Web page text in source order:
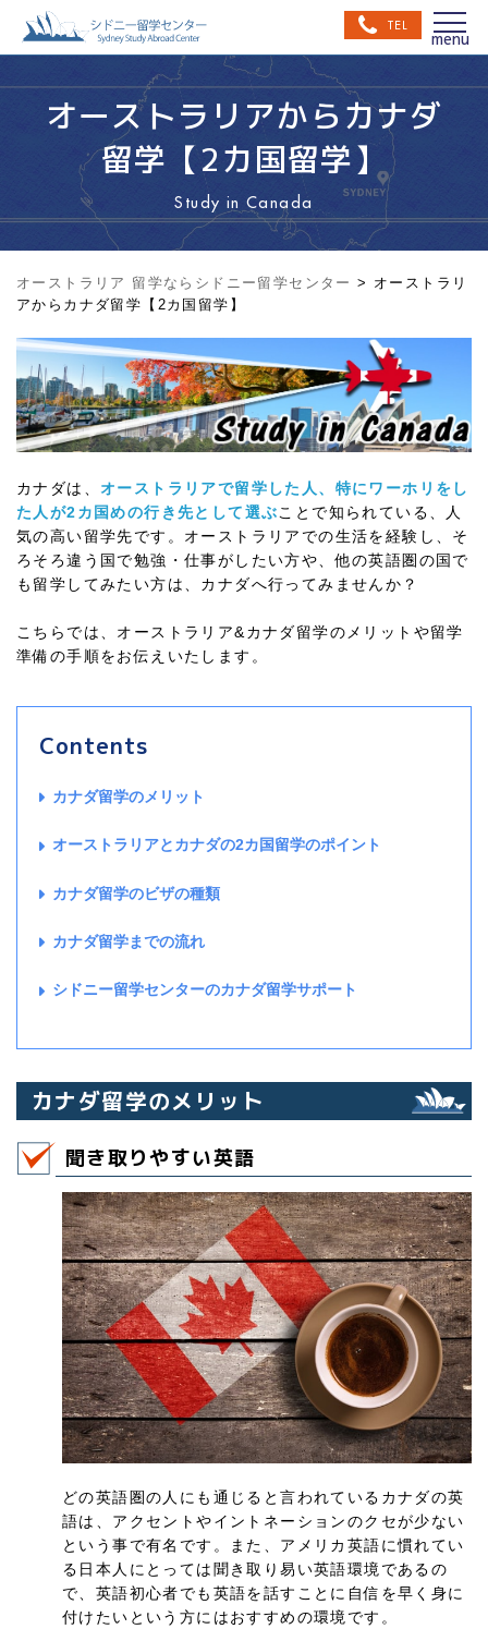
TEL
オーストラリアからカナダ
留学【2カ国留学】
Study in Canada
オーストラリア 留学ならシドニー留学センター > オーストラリ
アからカナダ留学【2カ国留学】
カナダは、 オーストラリアで留学した人、特にワーホリをし
た人が2カ国めの行き先として選ぶことで知られている、人
気の高い留学先です。オーストラリアでの生活を経験し、そ
ろそろ違う国で勉強・仕事がしたい方や、他の英語圏の国で
も留学してみたい方は、カナダへ行ってみませんか？
こちらでは、オーストラリア&カナダ留学のメリットや留学
準備の手順をお伝えいたします。
Contents
カナダ留学のメリット
オーストラリアとカナダの2カ国留学のポイント
カナダ留学のビザの種類
カナダ留学までの流れ
シドニー留学センターのカナダ留学サポート
カナダ留学のメリット
聞き取りやすい英語
どの英語圏の人にも通じると言われているカナダの英
語は、アクセントやイントネーションのクセが少ない
という事で有名です。また、アメリカ英語に慣れてい
る日本人にとっては聞き取り易い英語環境であるの
で、英語初心者でも英語を話すことに自信を早く身に
付けたいという方にはおすすめの環境です。